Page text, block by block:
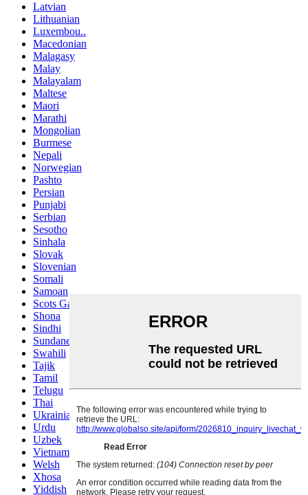
Latvian
Lithuanian
Luxembou..
Macedonian
Malagasy
Malay
Malayalam
Maltese
Maori
Marathi
Mongolian
Burmese
Nepali
Norwegian
Pashto
Persian
Punjabi
Serbian
Sesotho
Sinhala
Slovak
Slovenian
Somali
Samoan
Scots Gaelic
Shona
Sindhi
Sundanese
Swahili
Tajik
Tamil
Telugu
Thai
Ukrainian
Urdu
Uzbek
Vietnamese
Welsh
Xhosa
Yiddish